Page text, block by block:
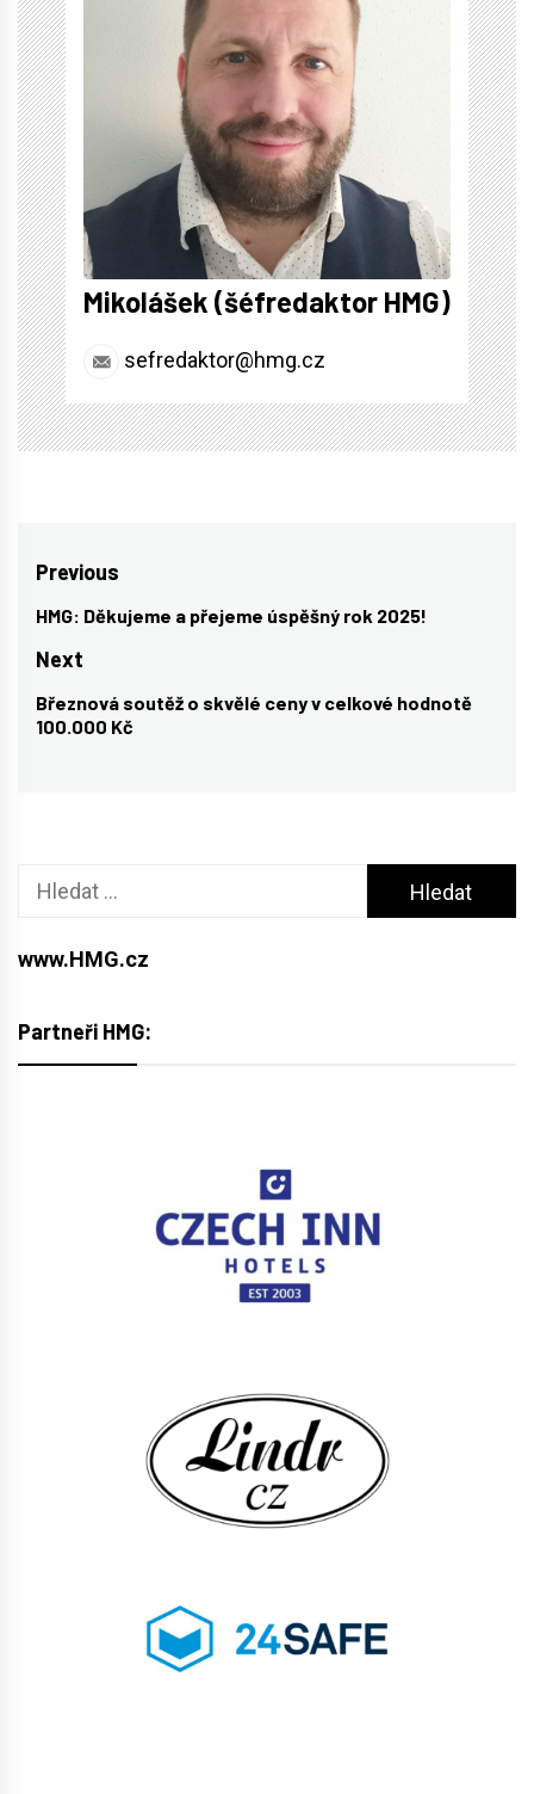
Mikolášek (šéfredaktor HMG)
sefredaktor@hmg.cz
Navigace
pro
příspěvek
Previous
Previous
post:
HMG: Děkujeme a přejeme úspěšný rok 2025!
Next
Next
post:
Březnová soutěž o skvělé ceny v celkové hodnotě
100.000 Kč
Vyhledávání
www.HMG.cz
Partneři HMG: